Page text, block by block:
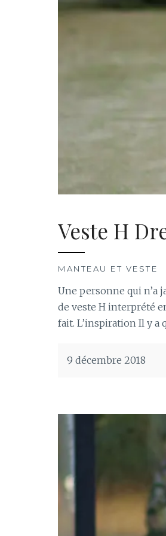
Veste H
MANTEAU ET VESTE
Une personne qui n’a
de veste H interprété
fait. L’inspiration Il y a
9 décembre 2018